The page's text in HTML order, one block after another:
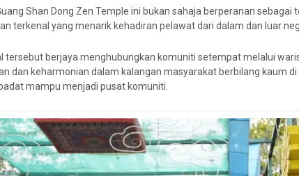
Shan Dong Zen Temple ini bukan sahaja berperanan
terkenal yang menarik kehadiran pelawat dari dalam dan luar
tersebut berjaya menghubungkan komuniti setempat melalui
dan keharmonian dalam kalangan masyarakat berbilang kaum
mampu menjadi pusat komuniti.